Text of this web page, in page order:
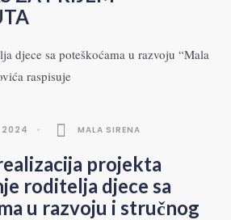
djece sa poteškoćama u razvoju “Mala
raspisuje
2024 • MALA SIRENA
projekta
roditelja djece sa
u razvoju i stručnog